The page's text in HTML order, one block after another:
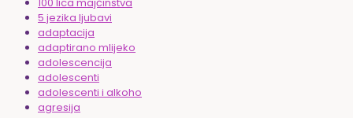
5 jezika ljubavi
adaptacija
adaptirano mlijeko
adolescencija
adolescenti
adolescenti i alkoho
agresija